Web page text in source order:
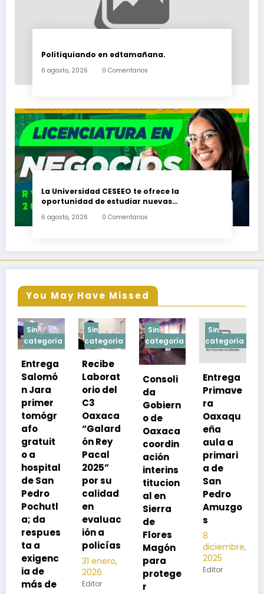
Politiquiando en edtamañana.
6 agosto, 2026 0 Comentarios
La Universidad CESEEO te ofrece la
oportunidad de estudiar nuevas
Escondido, Ixtepec y en la Matriz Juchitán.
6 agosto, 2026 0 Comentarios
You May Have Missed
Sin
categoría
Recibe
Laborat
orio del
C3
Oaxaca
“Galard
ón Rey
Pacal
2025”
por su
calidad
en
evaluac
ión a
policías
31 enero,
2026
Editor
Sin
categoría
Consoli
da
Gobiern
o de
Oaxaca
coordin
ación
interins
titucion
al en
Sierra
de
Flores
Magón
para
protege
r
Sin
categoría
Entrega
Primave
ra
Oaxaqu
eña
aula a
primari
a de
San
Pedro
Amuzgo
s
8
diciembre,
2025
Editor
Sin
categoría
Exhorta
SSO a
vacuna
rse de
neumoc
oco
para
preveni
r la
neumon
ía
13
noviembre,
2025
Editor